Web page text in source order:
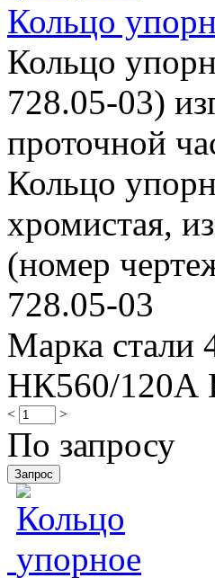
Кольцо
Кольцо
728.05-03)
проточной
Кольцо
хромистая,
(номер
728.05-03
Марка стали
НК560/120А
< >
По запросу